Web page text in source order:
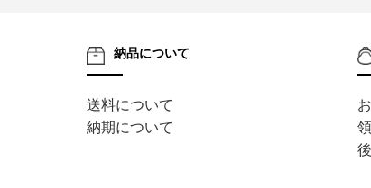
納品について
送料について
納期について